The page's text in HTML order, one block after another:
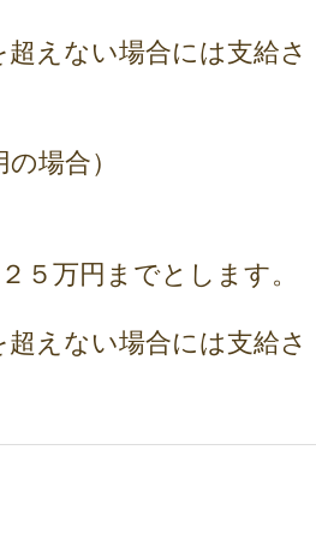
えない場合には支給さ
場合）
５万円までとします。
えない場合には支給さ